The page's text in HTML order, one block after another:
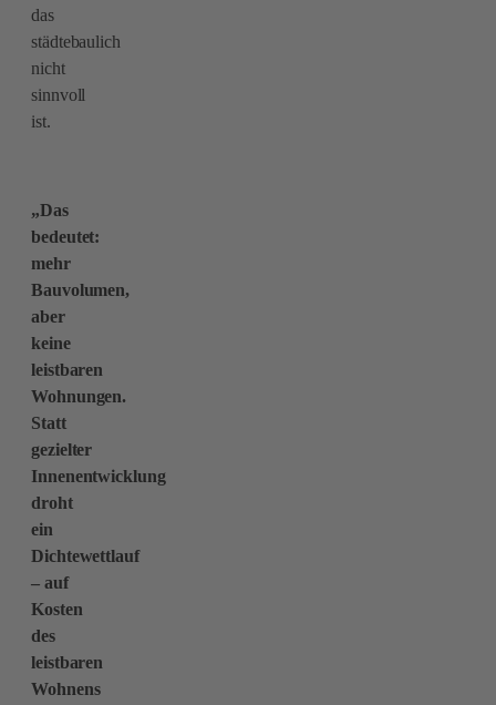
das
städtebaulich
nicht
sinnvoll
ist.
„Das
bedeutet:
mehr
Bauvolumen,
aber
keine
leistbaren
Wohnungen.
Statt
gezielter
Innenentwicklung
droht
ein
Dichtewettlauf
– auf
Kosten
des
leistbaren
Wohnens